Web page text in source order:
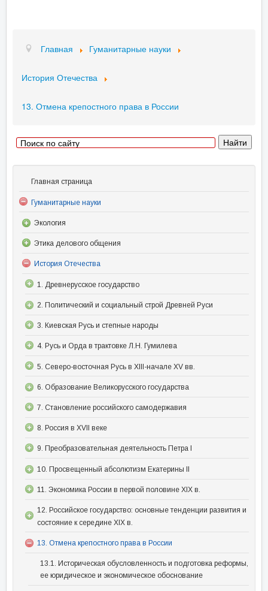
Главная Гуманитарные науки
История Отечества
13. Отмена крепостного права в России
Главная страница
Гуманитарные науки
Экология
Этика делового общения
История Отечества
1. Древнерусское государство
2. Политический и социальный строй Древней Руси
3. Киевская Русь и степные народы
4. Русь и Орда в трактовке Л.Н. Гумилева
5. Северо-восточная Русь в XIII-начале XV вв.
6. Образование Великорусского государства
7. Становление российского самодержавия
8. Россия в XVII веке
9. Преобразовательная деятельность Петра I
10. Просвещенный абсолютизм Екатерины II
11. Экономика России в первой половине XIX в.
12. Российское государство: основные тенденции развития и
состояние к середине XIX в.
13. Отмена крепостного права в России
13.1. Историческая обусловленность и подготовка реформы,
ее юридическое и экономическое обоснование